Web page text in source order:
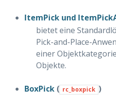
ItemPick und
bietet eine
Pick-and-Place-
einer
Objekte.
BoxPick( rc_boxpick )